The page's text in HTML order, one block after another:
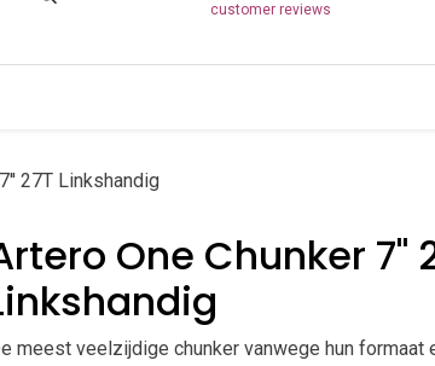
customer reviews
27T Linkshandig
One Chunker 7''
meest veelzijdige chunker vanwege hun formaat